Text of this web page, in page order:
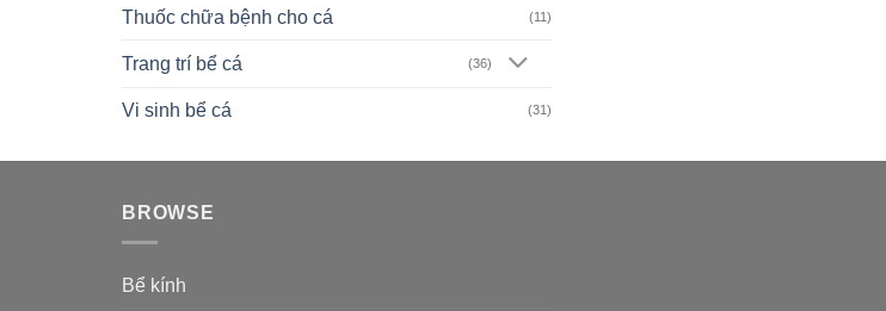
Thuốc chữa bệnh cho cá (11)
Trang trí bể cá (36)
Vi sinh bể cá (31)
BROWSE
Bể kính